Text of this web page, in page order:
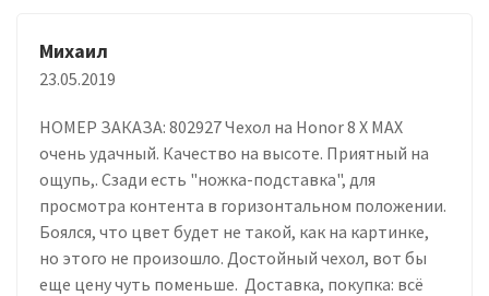
Михаил
23.05.2019
НОМЕР ЗАКАЗА: 802927 Чехол на Honor 8 X MAX
очень удачный. Качество на высоте. Приятный на
ощупь,. Сзади есть "ножка-подставка", для
просмотра контента в горизонтальном положении.
Боялся, что цвет будет не такой, как на картинке,
но этого не произошло. Достойный чехол, вот бы
еще цену чуть поменьше. Доставка, покупка: всё